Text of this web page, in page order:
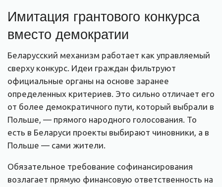
Имитация грантового конкурса
вместо демократии
Беларусский механизм работает как управляемый
сверху конкурс. Идеи граждан фильтруют
официальные органы на основе заранее
определенных критериев. Это сильно отличает его
от более демократичного пути, который выбрали в
Польше, — прямого народного голосования. То
есть в Беларуси проекты выбирают чиновники, а в
Польше — сами жители.
Обязательное требование софинансирования
возлагает прямую финансовую ответственность на